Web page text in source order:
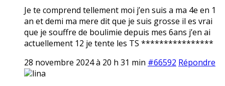
Je te comprend tellement moi j’en suis a ma 4e en 1
an et demi ma mere dit que je suis grosse il es vrai
que je souffre de boulimie depuis mes 6ans j’en ai
actuellement 12 je tente les TS ****************
28 novembre 2024 à 20 h 31 min #66592 Répondre
lina